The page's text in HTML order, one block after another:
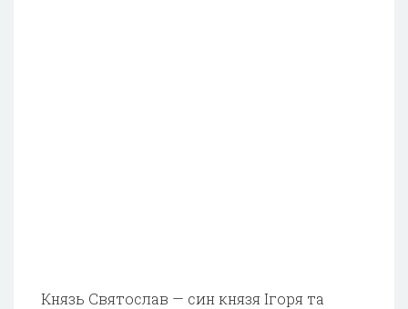
Князь Святослав — син князя Ігоря та